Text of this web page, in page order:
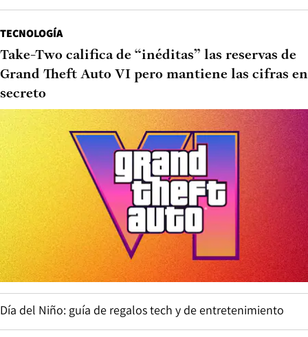
TECNOLOGÍA
Take-Two califica de “inéditas” las reservas de
Grand Theft Auto VI pero mantiene las cifras en
secreto
Día del Niño: guía de regalos tech y de entretenimiento